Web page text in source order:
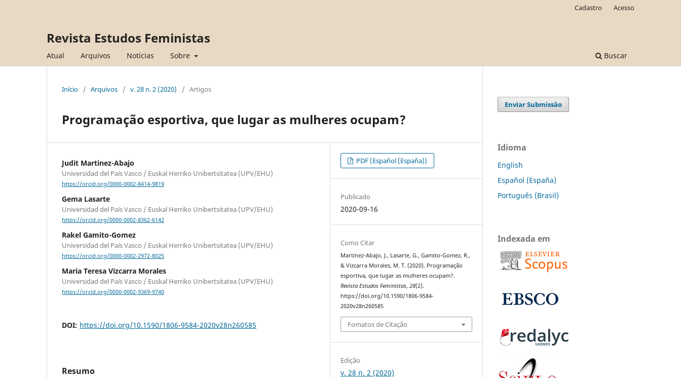
Revista Estudos Feministas
Atual Arquivos Notícias Sobre Buscar
Cadastro Acesso
Início / Arquivos / v. 28 n. 2 (2020) / Artigos
Programação esportiva, que lugar as mulheres ocupam?
Judit Martinez-Abajo
Universidad del País Vasco / Euskal Herriko Unibertsitatea (UPV/EHU)
https://orcid.org/0000-0002-8414-9819
Gema Lasarte
Universidad del País Vasco / Euskal Herriko Unibertsitatea (UPV/EHU)
https://orcid.org/0000-0002-8362-6142
Rakel Gamito-Gomez
Universidad del País Vasco / Euskal Herriko Unibertsitatea (UPV/EHU)
https://orcid.org/0000-0002-2972-8025
Maria Teresa Vizcarra Morales
Universidad del País Vasco / Euskal Herriko Unibertsitatea (UPV/EHU)
https://orcid.org/0000-0002-9369-9740
DOI: https://doi.org/10.1590/1806-9584-2020v28n260585
Resumo
PDF (Español (España))
Publicado
2020-09-16
Como Citar
Martinez-Abajo, J., Lasarte, G., Gamito-Gomez, R.,
& Vizcarra Morales, M. T. (2020). Programação
esportiva, que lugar as mulheres ocupam?.
Revista Estudos Feministas,28(2).
https://doi.org/10.1590/1806-9584-
2020v28n260585
Fomatos de Citação
Edição
v. 28 n. 2 (2020)
Enviar Submissão
Idioma
English
Español (España)
Português (Brasil)
Indexada em